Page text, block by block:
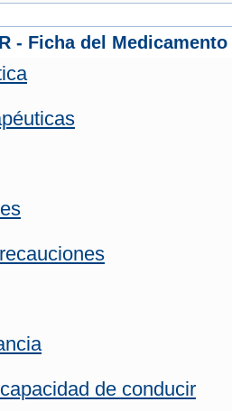
- Ficha del Medicamento
de conducir